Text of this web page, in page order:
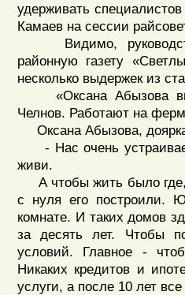
удерживать
Камаев на сессии
Видимо,
районную газету
несколько выдержек из
«Оксана Абызова
Челнов. Работают на
Оксана Абызова,
- Нас очень
живи.
А чтобы жить было где,
с нуля его построили.
комнате. И таких домов
за десять лет. Чтобы
условий. Главное -
Никаких кредитов и
услуги, а после 10 лет